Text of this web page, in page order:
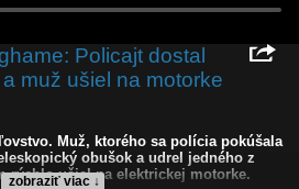
Policajt dostal
muž ušiel na motorke
zobraziť viac ↓
Muž, ktorého sa polícia pokúšala
obušok a udrel jedného z
rýchlo ušiel na elektrickej motorke.